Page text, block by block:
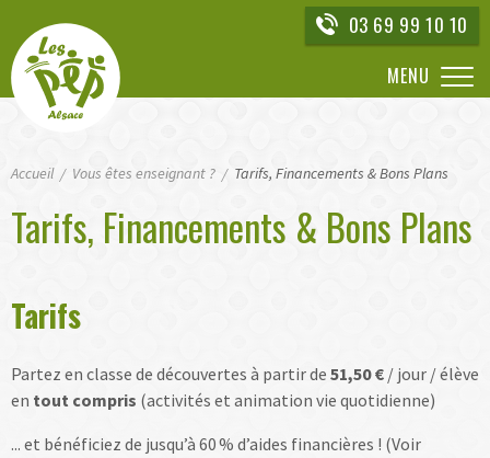
directement
à
navigation
directement
contenu
03 69 99 10 10
MENU
Accueil Vous êtes enseignant ? Tarifs, Financements & Bons Plans
Tarifs, Financements & Bons Plans
Tarifs
Partez en classe de découvertes à partir de 51,50 € / jour / élève
en tout compris (activités et animation vie quotidienne)
... et bénéficiez de jusqu’à 60 % d’aides financières ! (Voir